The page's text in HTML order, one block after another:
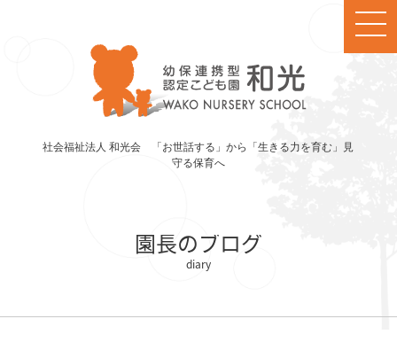
社会福祉法人 和光会 「お世話する」から「生きる力を育む」見
守る保育へ
園長のブログ